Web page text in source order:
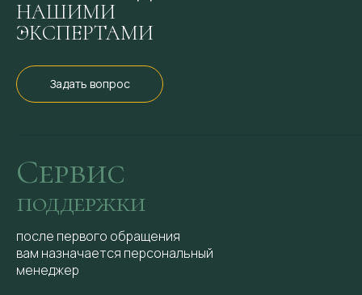
НАШИМИ
ЭКСПЕРТАМИ
Задать вопрос
Сервис
поддержки
после первого обращения
вам назначается персональный
менеджер